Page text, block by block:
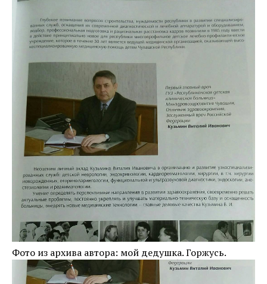
Фото из архива автора: мой дедушка. Горжусь.